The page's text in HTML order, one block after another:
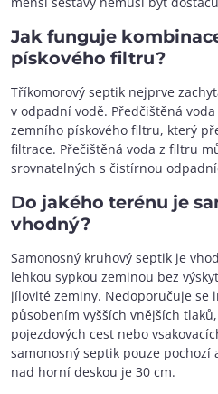
Jak funguje
pískového filtru?
Tříkomorový septik nejprve
v odpadní vodě. Předčištěná
zemního pískového filtru, který
filtrace. Přečištěná voda z filtru
srovnatelných s čistírnou
Do jakého terénu je
vhodný?
Samonosný kruhový septik je
lehkou sypkou zeminou bez
jílovité zeminy. Nedoporučuje se
působením vyšších vnějších
pojezdových cest nebo
samonosný septik pouze
nad horní deskou je 30 cm.